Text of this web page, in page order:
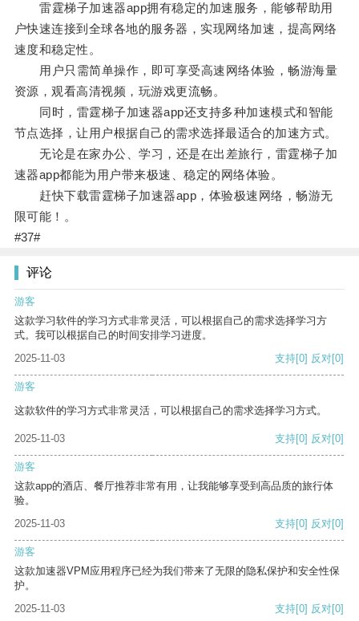
雷霆梯子加速器app拥有稳定的加速服务，能够帮助用
户快速连接到全球各地的服务器，实现网络加速，提高网络
速度和稳定性。
用户只需简单操作，即可享受高速网络体验，畅游海量
资源，观看高清视频，玩游戏更流畅。
同时，雷霆梯子加速器app还支持多种加速模式和智能
节点选择，让用户根据自己的需求选择最适合的加速方式。
无论是在家办公、学习，还是在出差旅行，雷霆梯子加
速器app都能为用户带来极速、稳定的网络体验。
赶快下载雷霆梯子加速器app，体验极速网络，畅游无
限可能！。
#37#
评论
游客
这款学习软件的学习方式非常灵活，可以根据自己的需求选择学习方
式。我可以根据自己的时间安排学习进度。
2025-11-03
支持[0] 反对[0]
游客
这款软件的学习方式非常灵活，可以根据自己的需求选择学习方式。
2025-11-03 支持[0] 反对[0]
游客
这款app的酒店、餐厅推荐非常有用，让我能够享受到高品质的旅行体
验。
2025-11-03
支持[0] 反对[0]
游客
这款加速器VPM应用程序已经为我们带来了无限的隐私保护和安全性保
护。
2025-11-03
支持[0] 反对[0]